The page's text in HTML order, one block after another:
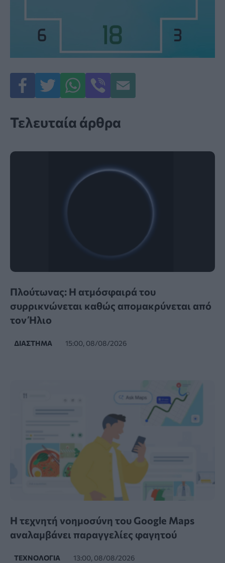
Τελευταία άρθρα
Πλούτωνας: Η ατμόσφαιρά του
συρρικνώνεται καθώς απομακρύνεται από
τον Ήλιο
ΔΙΆΣΤΗΜΑ 15:00, 08/08/2026
Η τεχνητή νοημοσύνη του Google Maps
αναλαμβάνει παραγγελίες φαγητού
ΤΕΧΝΟΛΟΓΊΑ 13:00, 08/08/2026